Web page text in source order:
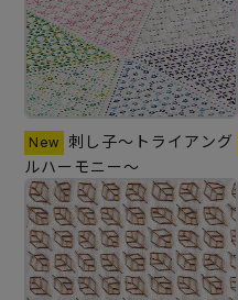
刺し子～トライアング
ルハーモニー～